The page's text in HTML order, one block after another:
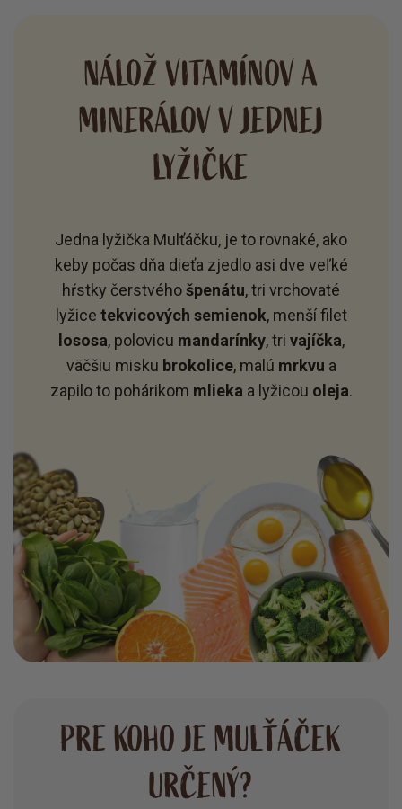
NÁLOŽ VITAMÍNOV A
MINERÁLOV V JEDNEJ
LYŽIČKE
Jedna lyžička Mulťáčku, je to rovnaké, ako
keby počas dňa dieťa zjedlo asi dve veľké
hŕstky čerstvéhošpenátu, tri vrchovaté
lyžice tekvicových semienok, menší filet
lososa, polovicu mandarínky, tri vajíčka,
väčšiu misku brokolice, malú mrkvu a
zapilo to pohárikom mlieka a lyžicou oleja.
PRE KOHO JE MULŤÁČEK
URČENÝ?